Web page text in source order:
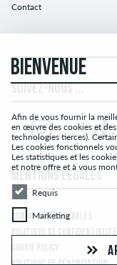
Contact
CONDITIONS GÉNÉRALES
BIENVENUE
Afin de vous fournir la
en œuvre des cookies et
technologies tierces).
Les cookies fonctionnels
Les statistiques et les
et notre offre et à vous
RequisRequis
MarketingMarketing